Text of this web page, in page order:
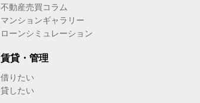
不動産売買コラム
マンションギャラリー
ローンシミュレーション
賃貸・管理
借りたい
貸したい